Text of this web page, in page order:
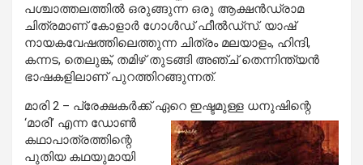
പശ്ചാത്തലത്തില്‍ ഒരുങ്ങുന്ന ഒരു ആക്ഷന്‍ഡ്രാമ
ചിത്രമാണ് കോളാര്‍ ഗോള്‍ഡ് ഫീല്‍ഡ്‌സ്. യാഷ്
നായകവേഷത്തിലെത്തുന്ന ചിത്രം മലയാളം, ഹിന്ദി,
കന്നട, തെലുങ്ക്, തമിഴ് തുടങ്ങി അഞ്ച് തെന്നിന്ത്യന്‍
ഭാഷകളിലാണ് പുറത്തിറങ്ങുന്നത്.
മാരി 2 – പ്രേക്ഷകര്‍ക്ക് ഏറെ ഇഷ്ടമുള്ള ധനുഷിന്റെ
‘മാരി’ എന്ന ഡോണ്‍
കഥാപാത്രത്തിന്റെ
പുതിയ കഥയുമായി